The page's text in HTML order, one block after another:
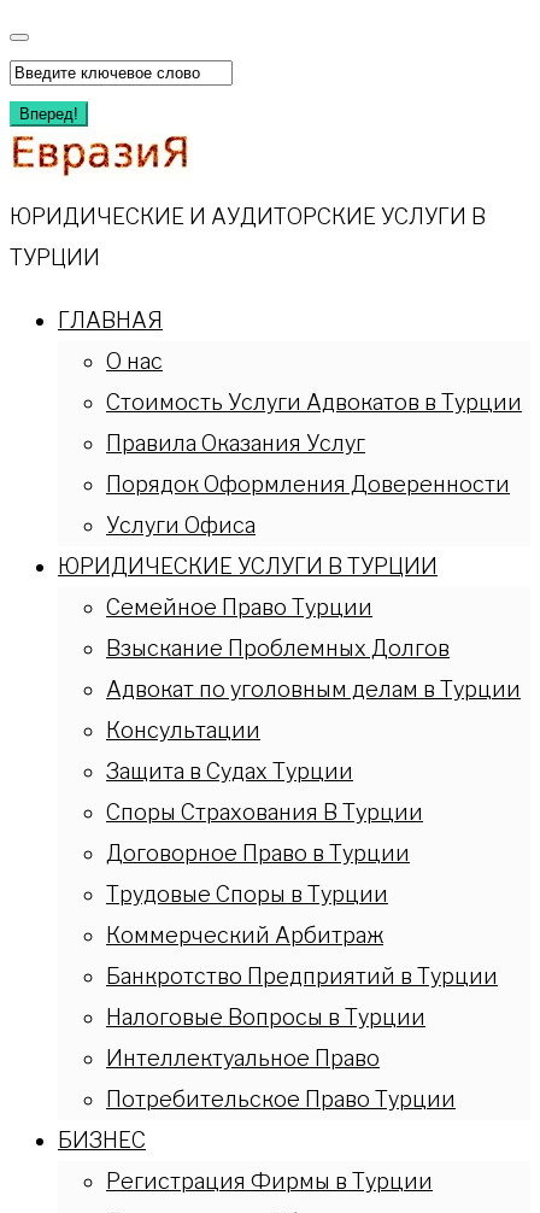
Перейти
к
содержимому
Искать:
Вперед!
ЮРИДИЧЕСКИЕ И АУДИТОРСКИЕ УСЛУГИ В
ТУРЦИИ
ГЛАВНАЯ
О нас
Стоимость Услуги Адвокатов в Турции
Правила Оказания Услуг
Порядок Оформления Доверенности
Услуги Офиса
ЮРИДИЧЕСКИЕ УСЛУГИ В ТУРЦИИ
Семейное Право Турции
Взыскание Проблемных Долгов
Адвокат по уголовным делам в Турции
Консультации
Защита в Судах Турции
Споры Страхования В Турции
Договорное Право в Турции
Трудовые Споры в Турции
Коммерческий Арбитраж
Банкротство Предприятий в Турции
Налоговые Вопросы в Турции
Интеллектуальное Право
Потребительское Право Турции
БИЗНЕС
Регистрация Фирмы в Турции